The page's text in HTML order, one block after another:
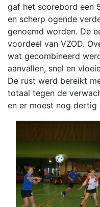
gaf het scorebord een
en scherp ogende
genoemd worden. De
voordeel van VZOD.
wat gecombineerd
aanvallen, snel en
De rust werd bereikt
totaal tegen de
en er moest nog dertig